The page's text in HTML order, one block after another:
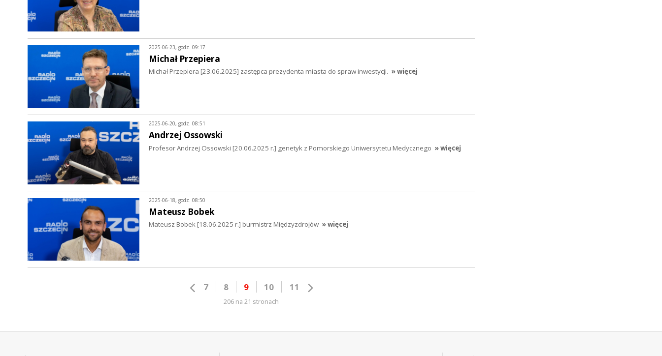
2025-06-23, godz. 09:17
Michał Przepiera
Michał Przepiera [23.06.2025] zastępca prezydenta miasta do spraw inwestycji. » więcej
2025-06-20, godz. 08:51
Andrzej Ossowski
Profesor Andrzej Ossowski [20.06.2025 r.] genetyk z Pomorskiego Uniwersytetu Medycznego » więcej
2025-06-18, godz. 08:50
Mateusz Bobek
Mateusz Bobek [18.06.2025 r.] burmistrz Międzyzdrojów » więcej
7 8 9 10 11
206 na 21 stronach